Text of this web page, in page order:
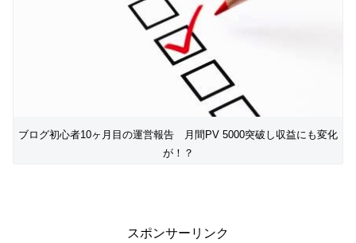
ブログ初心者10ヶ月目の運営報告 月間PV 5000突破し収益にも変化
が！？
スポンサーリンク